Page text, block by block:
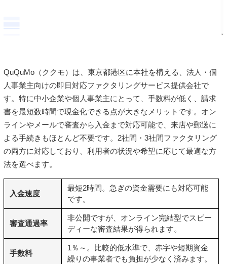
QuQuMo（ククモ）は、東京都港区に本社を構える、法人・個
人事業主向けの即日対応ファクタリングサービス提供会社で
す。特に中小企業や個人事業主にとって、手数料が低く、請求
書を最短数時間で現金化できる点が大きなメリットです。オン
ラインやメールで審査から入金まで対応可能で、来店や郵送に
よる手続きもほとんど不要です。2社間・3社間ファクタリング
の両方に対応しており、利用者の状況や希望に応じて最適な方
法を選べます。
入金速度
最短2時間。急ぎの資金需要にも対応可能
です。
審査通過率
非公開ですが、オンライン完結型でスピー
ディーな審査結果が得られます。
手数料
1％～。比較的低水準で、赤字や短期資金
繰りの事業者でも負担が少なく済みます。